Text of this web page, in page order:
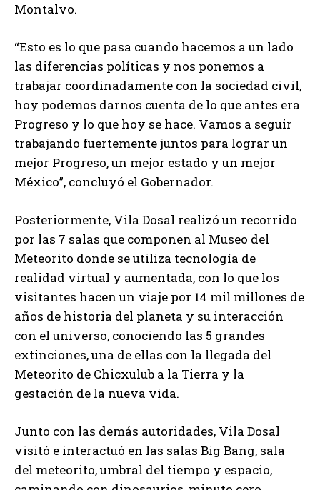
Montalvo.
“Esto es lo que pasa cuando hacemos a un lado
las diferencias políticas y nos ponemos a
trabajar coordinadamente con la sociedad civil,
hoy podemos darnos cuenta de lo que antes era
Progreso y lo que hoy se hace. Vamos a seguir
trabajando fuertemente juntos para lograr un
mejor Progreso, un mejor estado y un mejor
México”, concluyó el Gobernador.
Posteriormente, Vila Dosal realizó un recorrido
por las 7 salas que componen al Museo del
Meteorito donde se utiliza tecnología de
realidad virtual y aumentada, con lo que los
visitantes hacen un viaje por 14 mil millones de
años de historia del planeta y su interacción
con el universo, conociendo las 5 grandes
extinciones, una de ellas con la llegada del
Meteorito de Chicxulub a la Tierra y la
gestación de la nueva vida.
Junto con las demás autoridades, Vila Dosal
visitó e interactuó en las salas Big Bang, sala
del meteorito, umbral del tiempo y espacio,